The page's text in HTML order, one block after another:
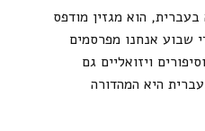
הוא מגזין מודפס
שבוע אנחנו מפרסמים
ויזואליים גם
היא המהדורה